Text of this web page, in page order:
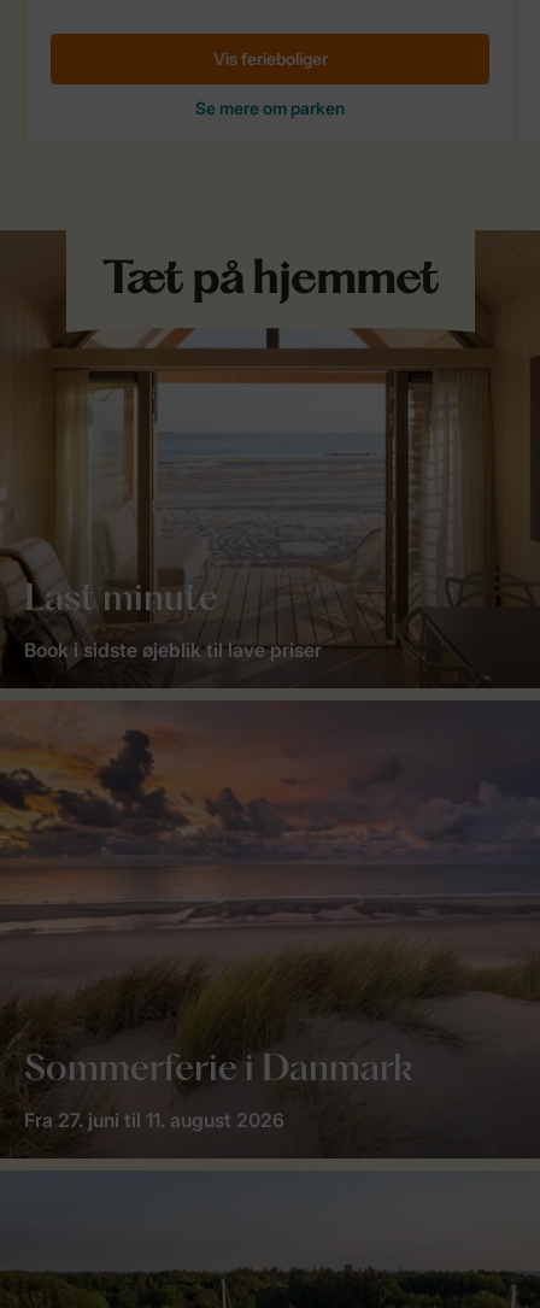
Last minute
Book i sidste øjeblik til lave priser
Sommerferie i Danmark
Fra 27. juni til 11. august 2026